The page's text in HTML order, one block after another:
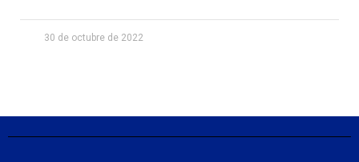
30 de octubre de 2022